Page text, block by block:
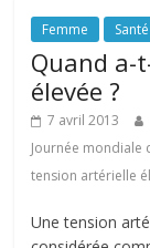
Femme Santé
Quand a-
élevée ?
7 avril 2013
Journée mondiale
tension artérielle
Une tension